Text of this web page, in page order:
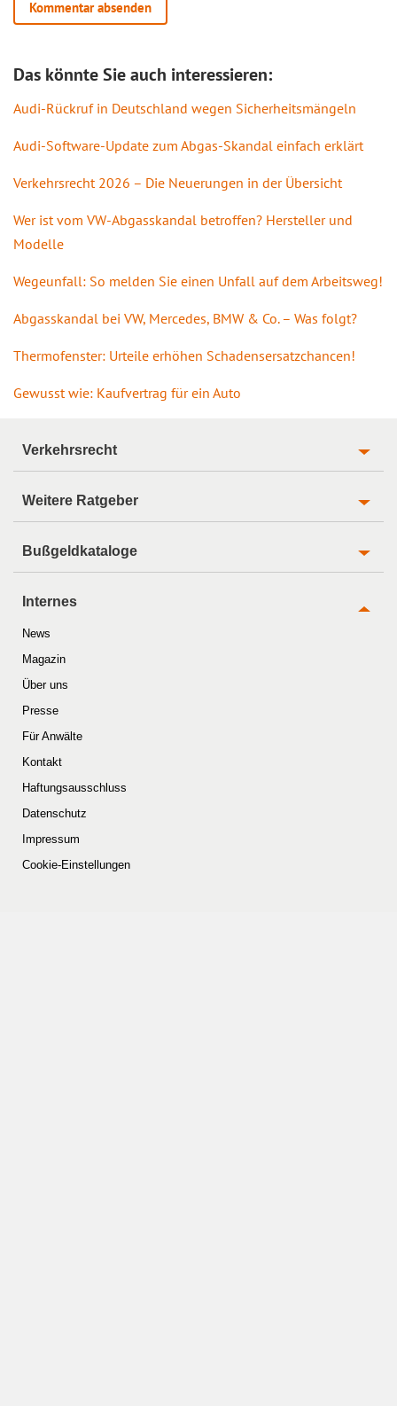
Das könnte Sie auch interessieren:
Audi-Rückruf in Deutschland wegen Sicherheitsmängeln
Audi-Software-Update zum Abgas-Skandal einfach erklärt
Verkehrsrecht 2026 – Die Neuerungen in der Übersicht
Wer ist vom VW-Abgasskandal betroffen? Hersteller und
Modelle
Wegeunfall: So melden Sie einen Unfall auf dem Arbeitsweg!
Abgasskandal bei VW, Mercedes, BMW & Co. – Was folgt?
Thermofenster: Urteile erhöhen Schadensersatzchancen!
Gewusst wie: Kaufvertrag für ein Auto
Verkehrsrecht
Weitere Ratgeber
Bußgeldkataloge
Internes
News
Magazin
Über uns
Presse
Für Anwälte
Kontakt
Haftungsausschluss
Datenschutz
Impressum
Cookie-Einstellungen